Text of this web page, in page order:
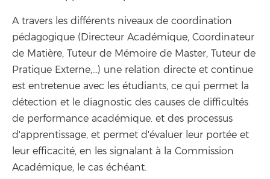
A travers les différents niveaux de coordination
pédagogique (Directeur Académique, Coordinateur
de Matière, Tuteur de Mémoire de Master, Tuteur de
Pratique Externe,...) une relation directe et continue
est entretenue avec les étudiants, ce qui permet la
détection et le diagnostic des causes de difficultés
de performance académique. et des processus
d'apprentissage, et permet d'évaluer leur portée et
leur efficacité, en les signalant à la Commission
Académique, le cas échéant.